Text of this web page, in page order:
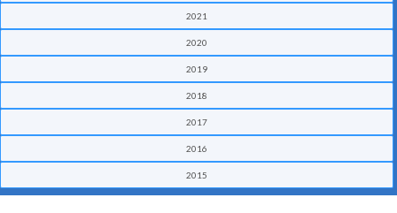
2021
2020
2019
2018
2017
2016
2015